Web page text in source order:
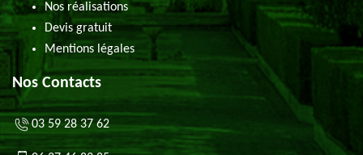
Nos réalisations
Devis gratuit
Mentions légales
Nos Contacts
03 59 28 37 62